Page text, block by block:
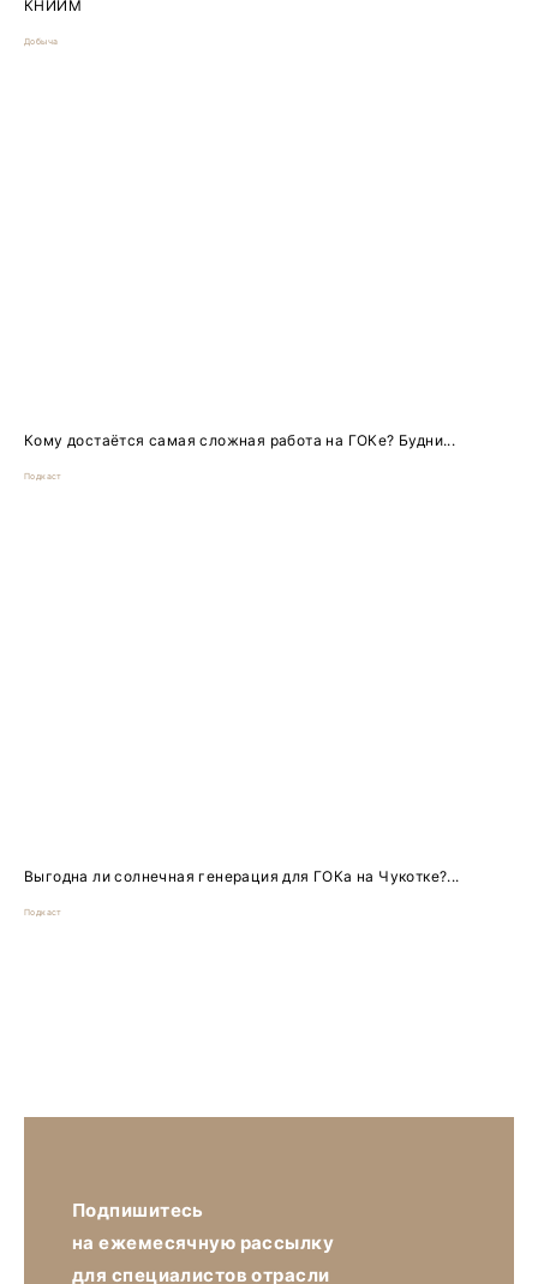
КНИИМ
Добыча
Кому достаётся самая сложная работа на ГОКе? Будни...
Подкаст
Выгодна ли солнечная генерация для ГОКа на Чукотке?...
Подкаст
Подпишитесь
на ежемесячную рассылку
для специалистов отрасли